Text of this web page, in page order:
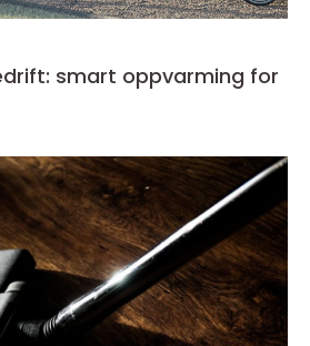
smart oppvarming for